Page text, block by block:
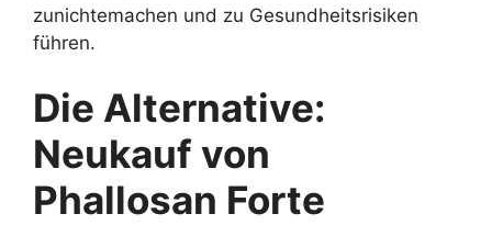
zunichtemachen und zu Gesundheitsrisiken
führen.
Die Alternative:
Neukauf von
Phallosan Forte